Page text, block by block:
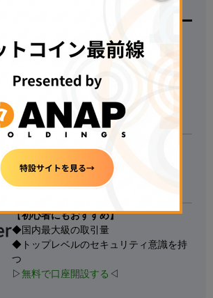
◆国内の暗号資産アプリダウンロード
※対象：国内の暗号資産取引アプリ、データ協力：
◆ 銘柄数も最大級 、手数料も安い
▷無料で口座開設する ◁
【たくさんの銘柄で取引する人向け】
◆40種類以上の銘柄を用意
◆1万円以上の入金で現金1,000円獲得
▷無料で口座開設する
【初心者にもおすすめ】
◆国内最大級の取引量
◆トップレベルのセキュリティ意識を持
つ
▷無料で口座開設する ◁